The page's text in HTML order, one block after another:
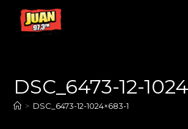
DSC_6473-12-
> DSC_6473-12-1024×683-1